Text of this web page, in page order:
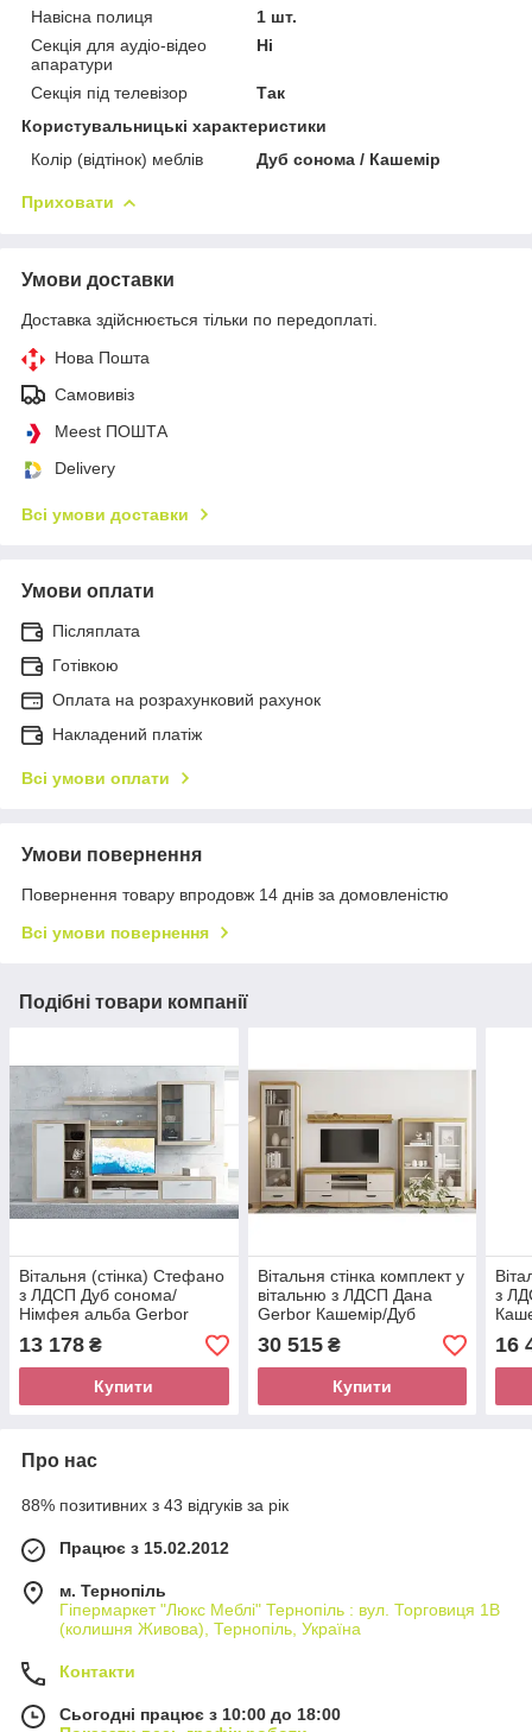
Навісна полиця
1 шт.
Секція для аудіо-відео
апаратури
Ні
Секція під телевізор
Так
Користувальницькі характеристики
Колір (відтінок) меблів
Дуб сонома / Кашемір
Приховати
Умови доставки
Доставка здійснюється тільки по передоплаті.
Нова Пошта
Самовивіз
Meest ПОШТА
Delivery
Всі умови доставки
Умови оплати
Післяплата
Готівкою
Оплата на розрахунковий рахунок
Накладений платіж
Всі умови оплати
Умови повернення
Повернення товару впродовж 14 днів за домовленістю
Всі умови повернення
Подібні товари компанії
Вітальня (стінка) Стефано
з ЛДСП Дуб сонома/
Німфея альба Gerbor
13 178 ₴
Купити
Вітальня стінка комплект у
вітальню з ЛДСП Дана
Gerbor Кашемір/Дуб
артизан
30 515₴
Купити
з
16
Про нас
88% позитивних з 43 відгуків за рік
Працює з 15.02.2012
м. Тернопіль
Гіпермаркет "Люкс Меблі" Тернопіль : вул. Торговиця 1В
(колишня Живова), Тернопіль, Україна
Контакти
Сьогодні працює з 10:00 до 18:00